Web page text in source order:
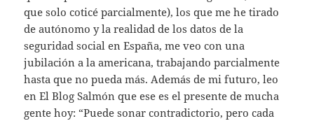
que solo coticé parcialmente), los que me he tirado
de autónomo y la realidad de los datos de la
seguridad social en España, me veo con una
jubilación a la americana, trabajando parcialmente
hasta que no pueda más. Además de mi futuro, leo
en El Blog Salmón que ese es el presente de mucha
gente hoy: “Puede sonar contradictorio, pero cada